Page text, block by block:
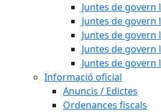
Juntes de govern
Juntes de govern
Juntes de govern
Juntes de govern
Juntes de govern
Informació oficial
Anuncis / Edictes
Ordenances fiscals